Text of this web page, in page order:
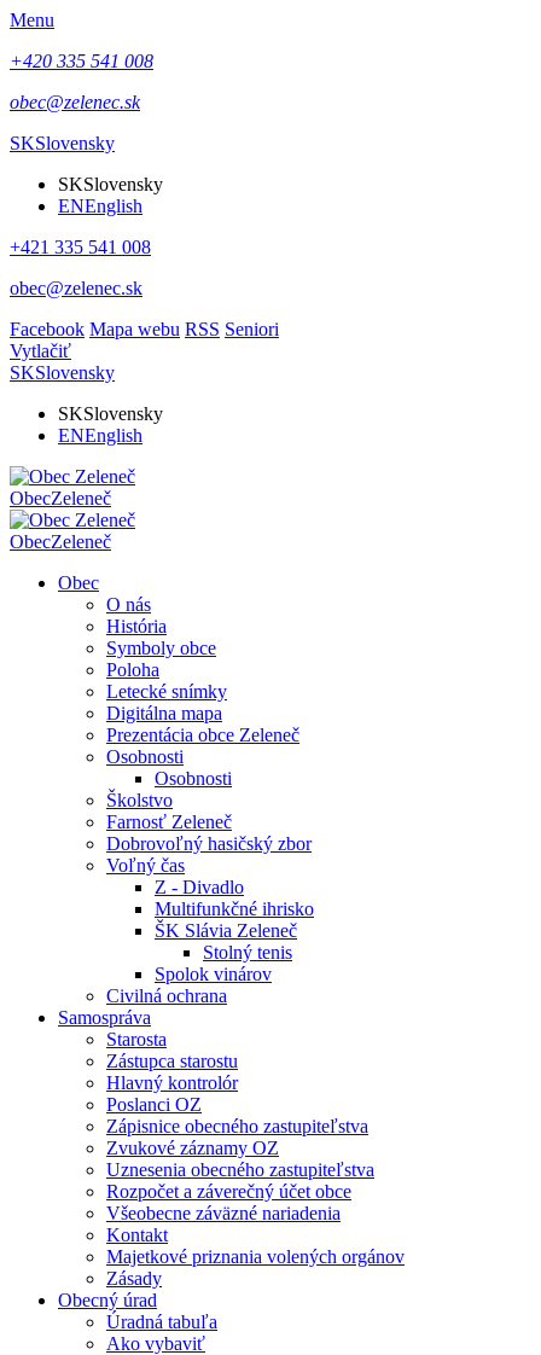
Menu
+420 335 541 008
obec@zelenec.sk
SKSlovensky
SKSlovensky
ENEnglish
+421 335 541 008
obec@zelenec.sk
Facebook Mapa webu RSS Seniori
Vytlačiť
SKSlovensky
SKSlovensky
ENEnglish
ObecZeleneč
ObecZeleneč
Obec
O nás
História
Symboly obce
Poloha
Letecké snímky
Digitálna mapa
Prezentácia obce Zeleneč
Osobnosti
Osobnosti
Školstvo
Farnosť Zeleneč
Dobrovoľný hasičský zbor
Voľný čas
Z - Divadlo
Multifunkčné ihrisko
ŠK Slávia Zeleneč
Stolný tenis
Spolok vinárov
Civilná ochrana
Samospráva
Starosta
Zástupca starostu
Hlavný kontrolór
Poslanci OZ
Zápisnice obecného zastupiteľstva
Zvukové záznamy OZ
Uznesenia obecného zastupiteľstva
Rozpočet a záverečný účet obce
Všeobecne záväzné nariadenia
Kontakt
Majetkové priznania volených orgánov
Zásady
Obecný úrad
Úradná tabuľa
Ako vybaviť